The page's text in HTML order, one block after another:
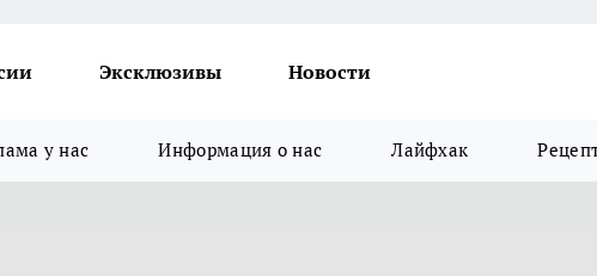
Эксклюзивы Новости
у нас Информация о нас Лайфхак